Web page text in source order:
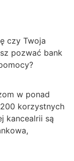
czy Twoja
pozwać bank
w ponad
korzystnych
kancealrii są